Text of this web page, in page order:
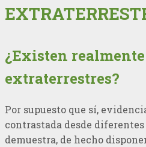
¿Existen
extraterrestres?
Por supuesto que sí,
contrastada desde
demuestra, de hecho